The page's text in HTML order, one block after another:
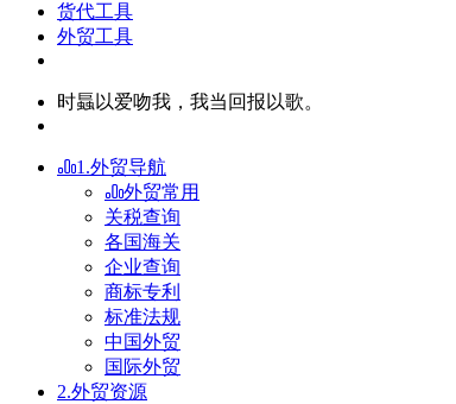
货代工具
外贸工具
时螶以爱吻我，我当回报以歌。
1.外贸导航
外贸常用
关税查询
各国海关
企业查询
商标专利
标准法规
中国外贸
国际外贸
2.外贸资源